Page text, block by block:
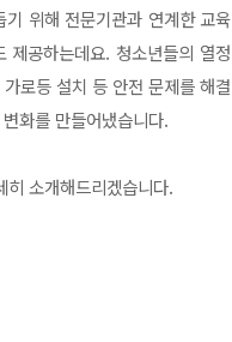
위해 전문기관과 연계한 교육
제공하는데요. 청소년들의 열정
로등 설치 등 안전 문제를 해결
화를 만들어냈습니다.
소개해드리겠습니다.